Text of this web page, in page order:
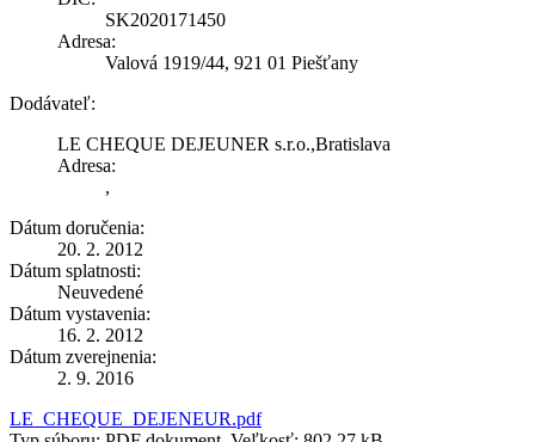
SK2020171450
Adresa:
Valová 1919/44, 921 01 Piešťany
Dodávateľ:
LE CHEQUE DEJEUNER s.r.o.,Bratislava
Adresa:
,
Dátum doručenia:
20. 2. 2012
Dátum splatnosti:
Neuvedené
Dátum vystavenia:
16. 2. 2012
Dátum zverejnenia:
2. 9. 2016
LE_CHEQUE_DEJENEUR.pdf